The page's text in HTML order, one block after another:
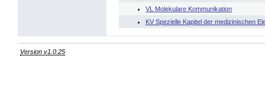
VL Molekulare Kommunikation
KV Spezielle Kapitel der medizinischen
Version v1.0.25